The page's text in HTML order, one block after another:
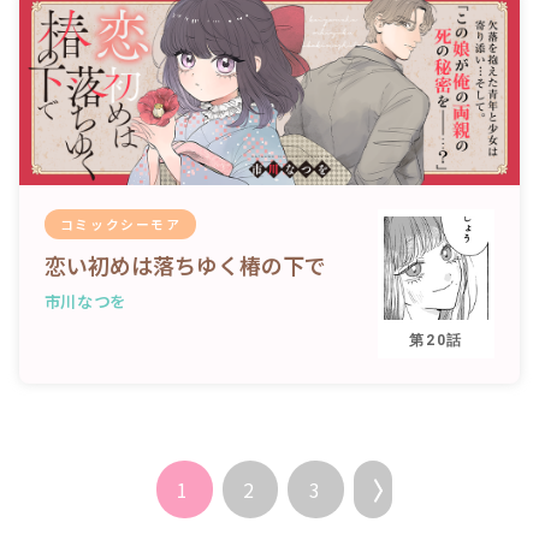
コミックシーモア
恋い初めは落ちゆく椿の下で
市川なつを
第20話
1 2 3